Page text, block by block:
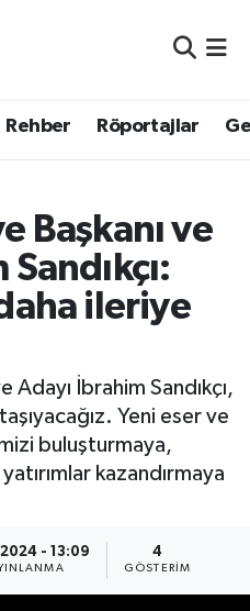
Rehber Röportajlar
Başkanı ve
ileriye
Adayı İbrahim Sandıkçı,
Yeni eser ve
buluşturmaya,
kazandırmaya
- 13:09 4
GÖSTERIM
Haritası
ve Fikstür